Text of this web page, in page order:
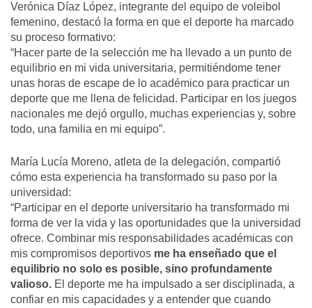
Verónica Díaz López, integrante del equipo de voleibol
femenino, destacó la forma en que el deporte ha marcado
su proceso formativo:
“Hacer parte de la selección me ha llevado a un punto de
equilibrio en mi vida universitaria, permitiéndome tener
unas horas de escape de lo académico para practicar un
deporte que me llena de felicidad. Participar en los juegos
nacionales me dejó orgullo, muchas experiencias y, sobre
todo, una familia en mi equipo”.
María Lucía Moreno, atleta de la delegación, compartió
cómo esta experiencia ha transformado su paso por la
universidad:
“Participar en el deporte universitario ha transformado mi
forma de ver la vida y las oportunidades que la universidad
ofrece. Combinar mis responsabilidades académicas con
mis compromisos deportivos me ha enseñado que el
equilibrio no solo es posible, sino profundamente
valioso. El deporte me ha impulsado a ser disciplinada, a
confiar en mis capacidades y a entender que cuando